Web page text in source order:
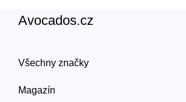
Avocados.cz
Všechny značky
Magazín